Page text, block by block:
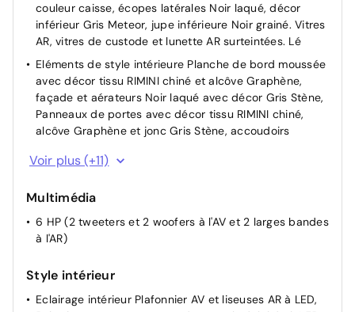
couleur caisse, écopes latérales Noir laqué, décor
inférieur Gris Meteor, jupe inférieure Noir grainé. Vitres
AR, vitres de custode et lunette AR surteintées. Lé
Eléments de style intérieure Planche de bord moussée
avec décor tissu RIMINI chiné et alcôve Graphène,
façade et aérateurs Noir laqué avec décor Gris Stène,
Panneaux de portes avec décor tissu RIMINI chiné,
alcôve Graphène et jonc Gris Stène, accoudoirs
Jantes alliage 19'' diamantées BREDA Noir Orbital,
vernis brillant
Pack Safety Plus Régulateur / Limiteur de vitesse,
collision pilotée par caméra et radar, Alerte active de
franchissement involontaire de ligne et bas côté,
Sièges AV à réglage en hauteur manuel
4 poignées de maintien rétractables (2 à l'AV et 2 à
Voir plus (+11)
Multimédia
6 HP (2 tweeters et 2 woofers à l'AV et 2 larges bandes
à l'AR)
Style intérieur
Eclairage intérieur Plafonnier AV et liseuses AR à LED,